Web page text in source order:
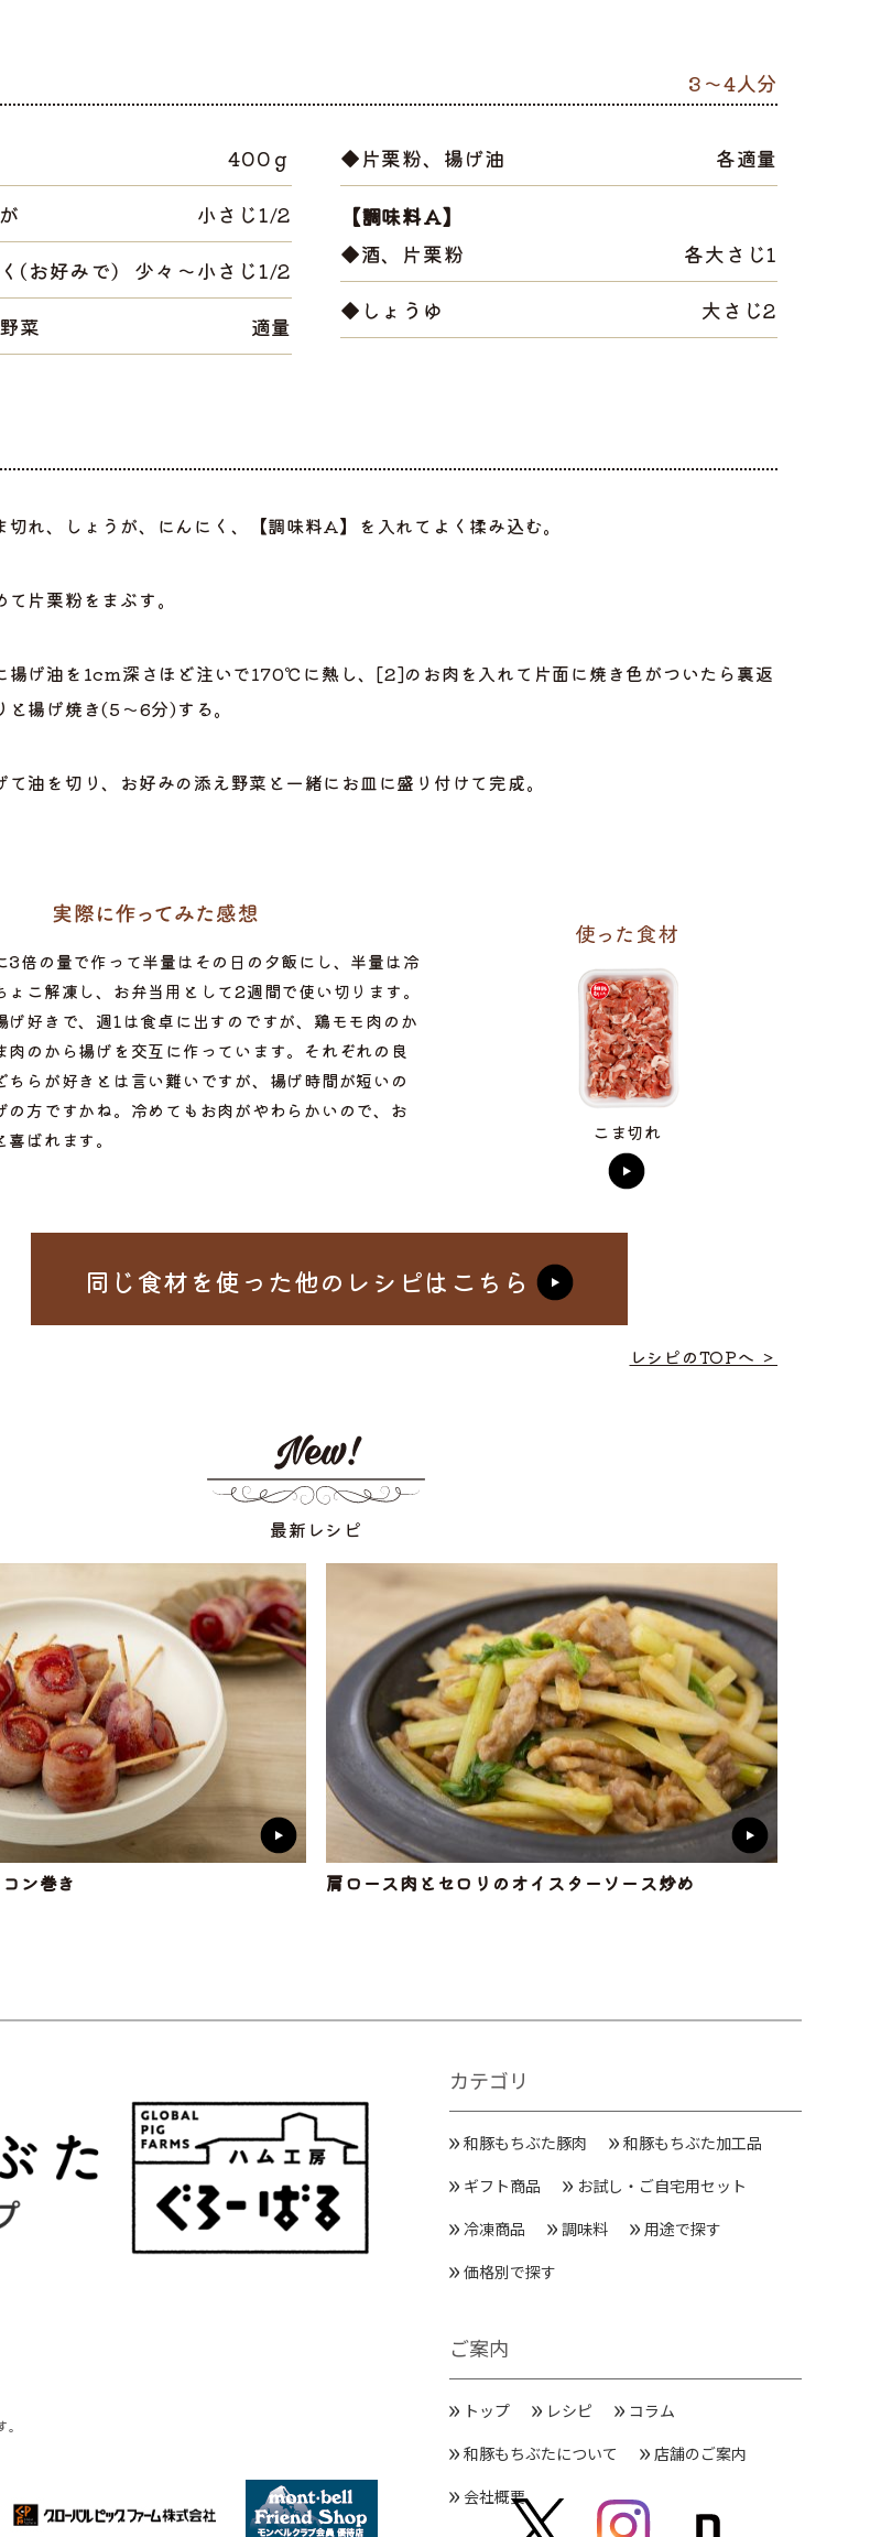
3～4人分
400ｇ
小さじ1/2
(お好みで)
少々～小さじ1/2
菜
適量
◆片栗粉、揚げ油 各適量
【調味料A】
◆酒、片栗粉
各大さじ1
◆しょうゆ
大さじ2
切れ、しょうが、にんにく、【調味料A】を入れてよく揉み込む。
片栗粉をまぶす。
揚げ油を1cm深さほど注いで170℃に熱し、[2]のお肉を入れて片面に焼き色がついたら裏返
と揚げ焼き(5～6分)する。
て油を切り、お好みの添え野菜と一緒にお皿に盛り付けて完成。
3倍の量で作って半量はその日の夕飯にし、半量は冷
ょこ解凍し、お弁当用として2週間で使い切ります。
げ好きで、週1は食卓に出すのですが、鶏モモ肉のか
肉のから揚げを交互に作っています。それぞれの良
ちらが好きとは言い難いですが、揚げ時間が短いの
の方ですかね。冷めてもお肉がやわらかいので、お
ばれます。
こま切れ
同じ食材を使った他のレシピはこちら
レシピのTOPへ ＞
最新レシピ
ン巻き 肩ロース肉とセロリのオイスターソース炒め
カテゴリ
和豚もちぶた豚肉
和豚もちぶた加工品
ギフト商品
お試し・ご自宅用セット
冷凍商品
調味料
用途で探す
価格別で探す
ご案内
トップ レシピ
コラム
和豚もちぶたについて
店舗のご案内
会社概要